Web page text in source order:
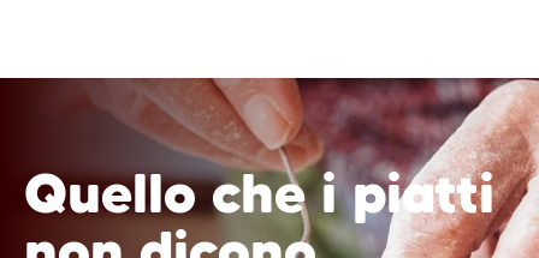
Quello che i piatti